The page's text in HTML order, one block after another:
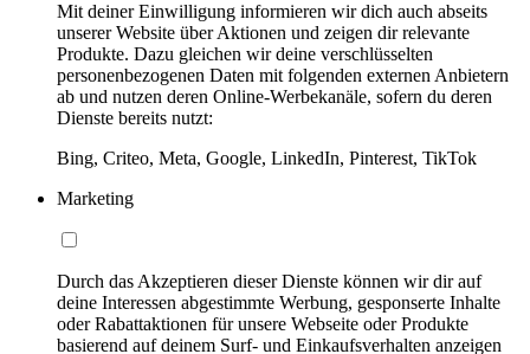
Mit deiner Einwilligung informieren wir dich auch abseits
unserer Website über Aktionen und zeigen dir relevante
Produkte. Dazu gleichen wir deine verschlüsselten
personenbezogenen Daten mit folgenden externen Anbietern
ab und nutzen deren Online-Werbekanäle, sofern du deren
Dienste bereits nutzt:
Bing, Criteo, Meta, Google, LinkedIn, Pinterest, TikTok
Marketing
Durch das Akzeptieren dieser Dienste können wir dir auf
deine Interessen abgestimmte Werbung, gesponserte Inhalte
oder Rabattaktionen für unsere Webseite oder Produkte
basierend auf deinem Surf- und Einkaufsverhalten anzeigen